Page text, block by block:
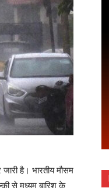
है। भारतीय मौसम
से मध्यम बारिश के